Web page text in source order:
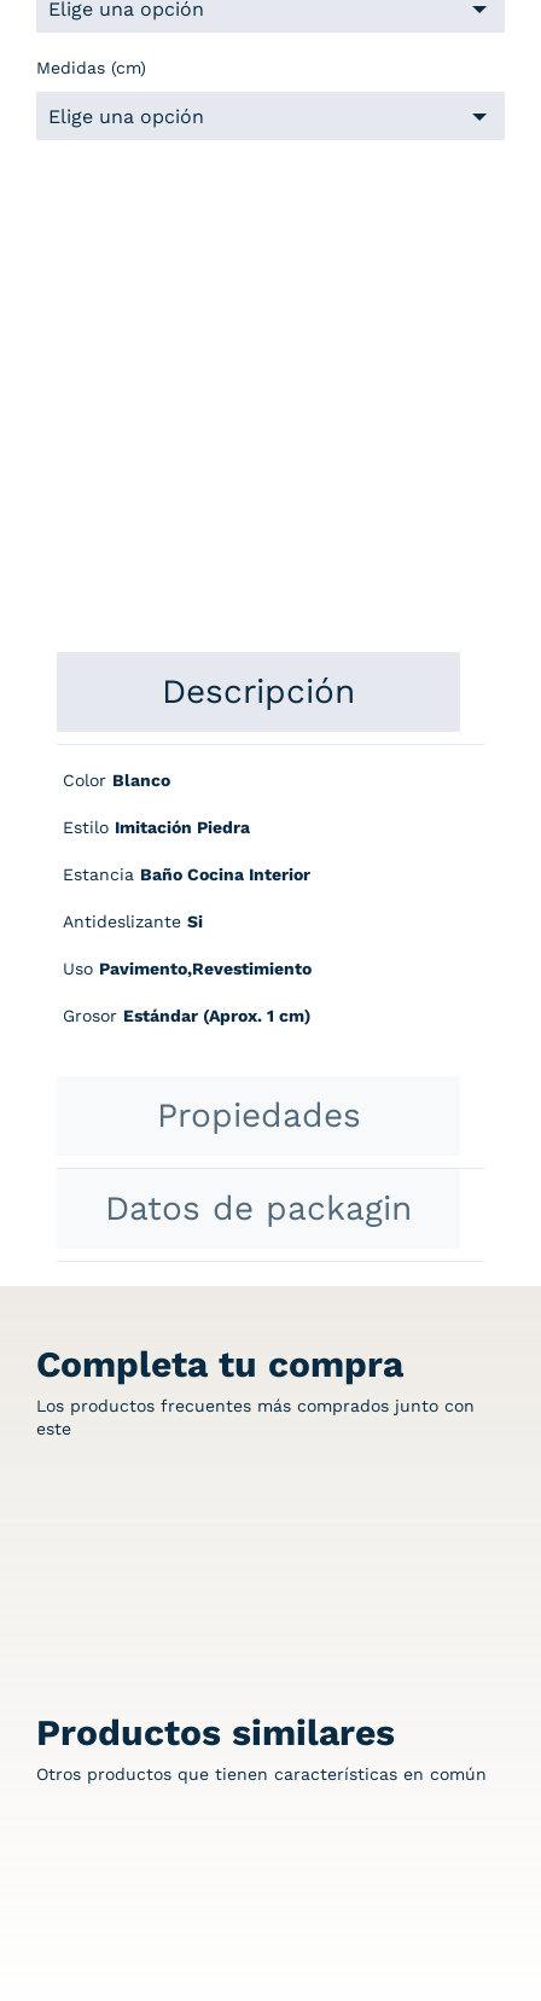
Medidas (cm)
Descripción
Color Blanco
Estilo Imitación Piedra
Estancia Baño Cocina Interior
Antideslizante Si
Uso Pavimento,Revestimiento
Grosor Estándar (Aprox. 1 cm)
Propiedades
Datos de packagin
Completa tu compra
Los productos frecuentes más comprados junto con
este
Productos similares
Otros productos que tienen características en común